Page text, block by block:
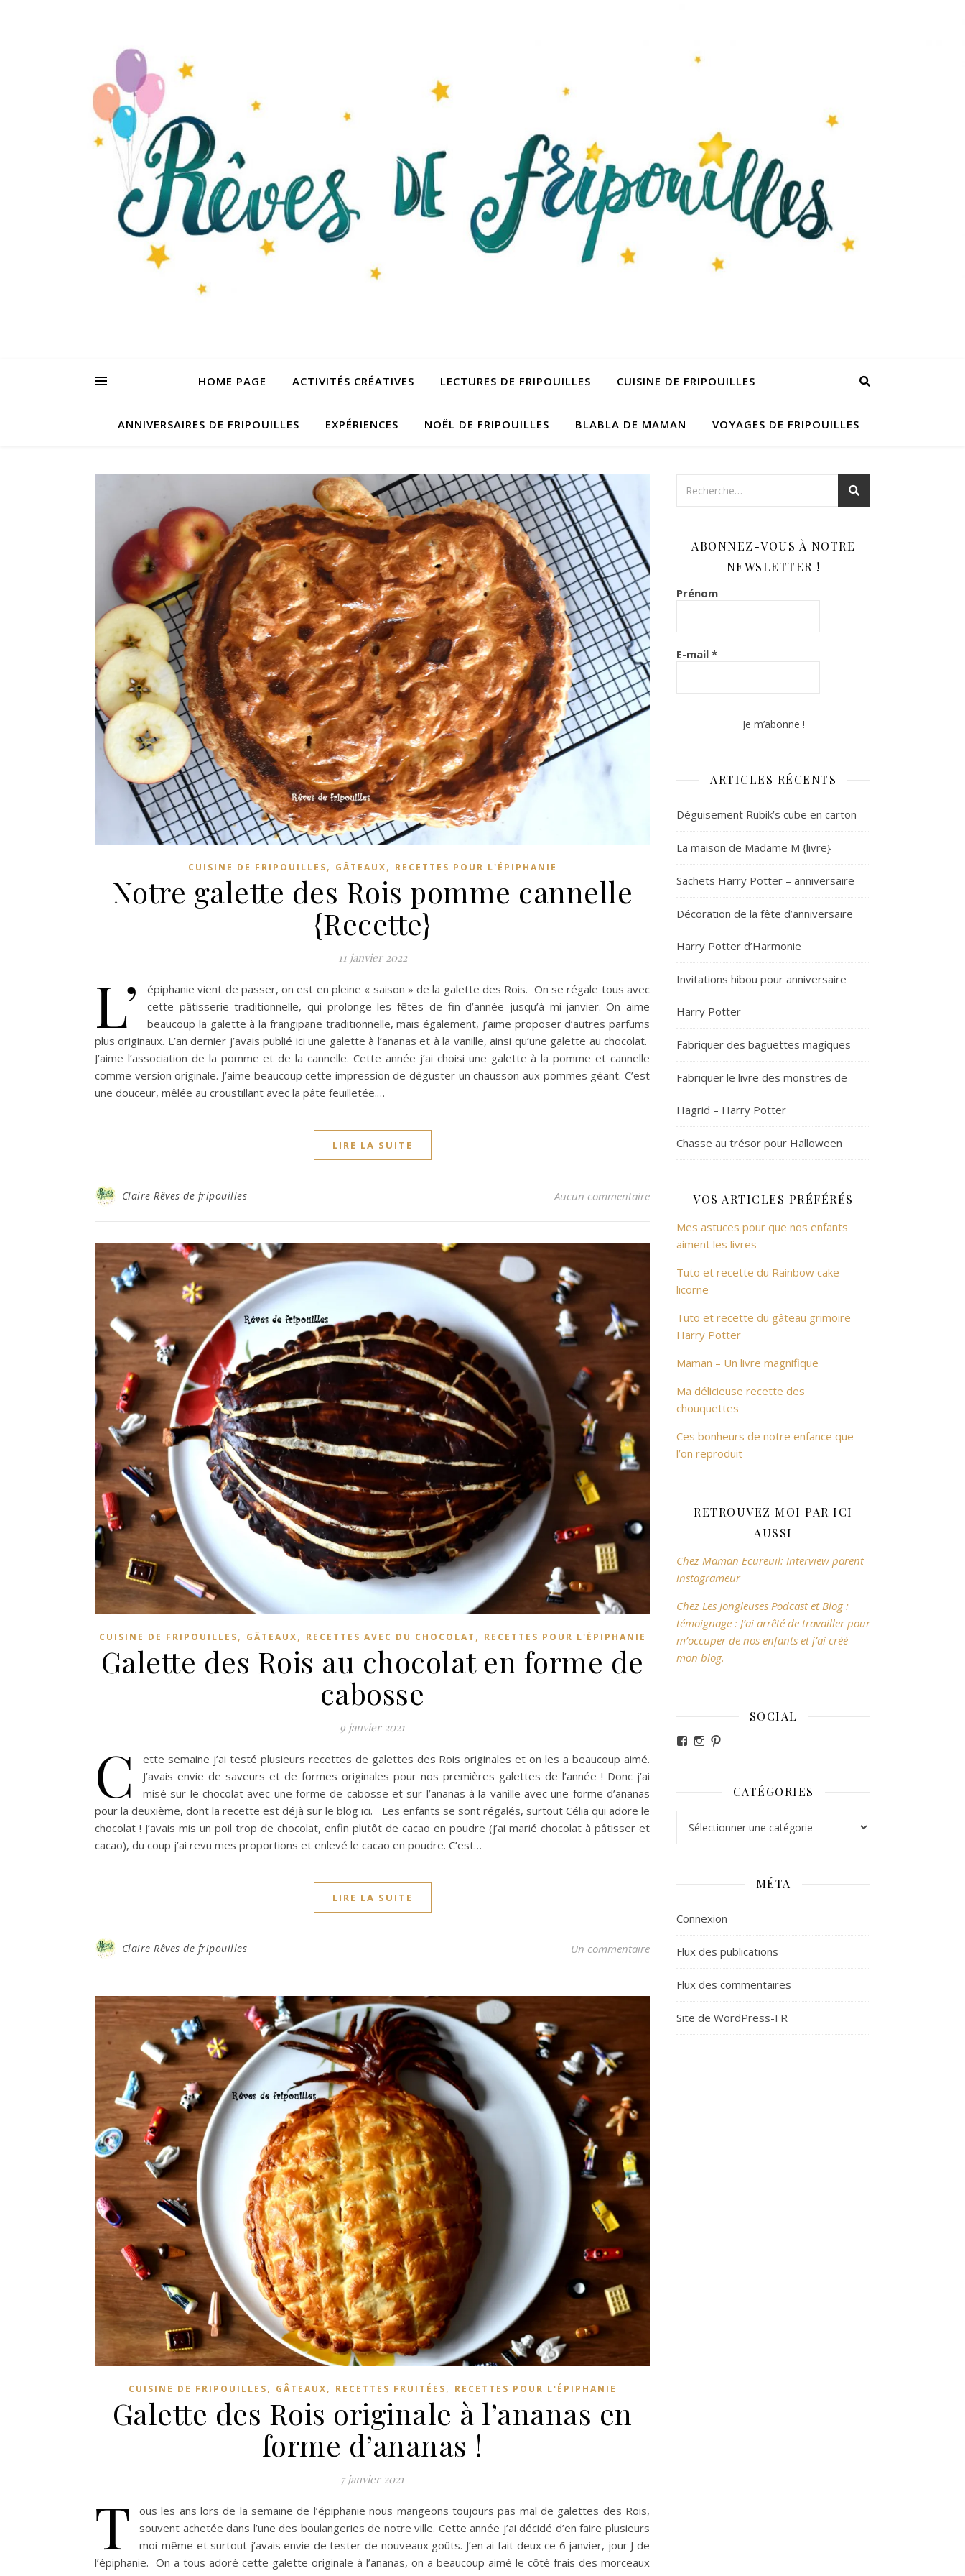
HOME PAGE ACTIVITÉS CRÉATIVES LECTURES DE FRIPOUILLES CUISINE DE FRIPOUILLES
ANNIVERSAIRES DE FRIPOUILLES EXPÉRIENCES NOËL DE FRIPOUILLES BLABLA DE MAMAN VOYAGES DE FRIPOUILLES
CUISINE DE FRIPOUILLES, GÂTEAUX, RECETTES POUR L'ÉPIPHANIE
Notre galette des Rois pomme cannelle
{Recette}
11 janvier 2022
L’
épiphanie vient de passer, on est en pleine « saison » de la galette des Rois. On se régale tous avec
cette pâtisserie traditionnelle, qui prolonge les fêtes de fin d’année jusqu’à mi-janvier. On aime
beaucoup la galette à la frangipane traditionnelle, mais également, j’aime proposer d’autres parfums
plus originaux. L’an dernier j’avais publié ici une galette à l’ananas et à la vanille, ainsi qu’une galette au chocolat.
J’aime l’association de la pomme et de la cannelle. Cette année j’ai choisi une galette à la pomme et cannelle
comme version originale. J’aime beaucoup cette impression de déguster un chausson aux pommes géant. C’est
une douceur, mêlée au croustillant avec la pâte feuilletée.…
LIRE LA SUITE
Claire Rêves de fripouilles Aucun commentaire
CUISINE DE FRIPOUILLES, GÂTEAUX, RECETTES AVEC DU CHOCOLAT , RECETTES POUR L'ÉPIPHANIE
Galette des Rois au chocolat en forme de
cabosse
9 janvier 2021
C
ette semaine j’ai testé plusieurs recettes de galettes des Rois originales et on les a beaucoup aimé.
J’avais envie de saveurs et de formes originales pour nos premières galettes de l’année ! Donc j’ai
misé sur le chocolat avec une forme de cabosse et sur l’ananas à la vanille avec une forme d’ananas
pour la deuxième, dont la recette est déjà sur le blog ici. Les enfants se sont régalés, surtout Célia qui adore le
chocolat ! J’avais mis un poil trop de chocolat, enfin plutôt de cacao en poudre (j’ai marié chocolat à pâtisser et
cacao), du coup j’ai revu mes proportions et enlevé le cacao en poudre. C’est…
LIRE LA SUITE
Claire Rêves de fripouilles Un commentaire
CUISINE DE FRIPOUILLES, GÂTEAUX, RECETTES FRUITÉES, RECETTES POUR L'ÉPIPHANIE
Galette des Rois originale à l’ananas en
forme d’ananas !
7 janvier 2021
T
ous les ans lors de la semaine de l’épiphanie nous mangeons toujours pas mal de galettes des Rois,
souvent achetée dans l’une des boulangeries de notre ville. Cette année j’ai décidé d’en faire plusieurs
moi-même et surtout j’avais envie de tester de nouveaux goûts. J’en ai fait deux ce 6 janvier, jour J de
l’épiphanie. On a tous adoré cette galette originale à l’ananas, on a beaucoup aimé le côté frais des morceaux
ABONNEZ-VOUS À NOTRE
NEWSLETTER !
Prénom
E-mail *
ARTICLES RÉCENTS
Déguisement Rubik’s cube en carton
La maison de Madame M {livre}
Sachets Harry Potter – anniversaire
Décoration de la fête d’anniversaire
Harry Potter d’Harmonie
Invitations hibou pour anniversaire
Harry Potter
Fabriquer des baguettes magiques
Fabriquer le livre des monstres de
Hagrid – Harry Potter
Chasse au trésor pour Halloween
VOS ARTICLES PRÉFÉRÉS
Mes astuces pour que nos enfants
aiment les livres
Tuto et recette du Rainbow cake
licorne
Tuto et recette du gâteau grimoire
Harry Potter
Maman – Un livre magnifique
Ma délicieuse recette des
chouquettes
Ces bonheurs de notre enfance que
l’on reproduit
RETROUVEZ MOI PAR ICI
AUSSI
Chez Maman Ecureuil: Interview parent
instagrameur
Chez Les Jongleuses Podcast et Blog :
témoignage : J’ai arrêté de travailler pour
m’occuper de nos enfants et j’ai créé
mon blog.
SOCIAL
Voir le profil de revesdefripouilles sur Facebook
Voir le profil de claire_revesdefripouilles sur
CATÉGORIES
MÉTA
Connexion
Flux des publications
Flux des commentaires
Site de WordPress-FR